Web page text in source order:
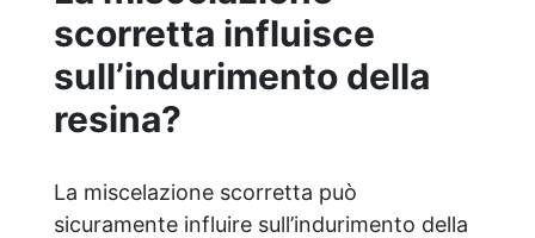
calcestruzzo, vecchie pavimentazioni e
terra battuta (previa consulenza). ✅
Resine resistenti nel tempo: le resine ad
all'usura e stabilità del colore negli anni
scorretta influisce
sull’indurimento della
resina?
La miscelazione scorretta può
sicuramente influire sull’indurimento della